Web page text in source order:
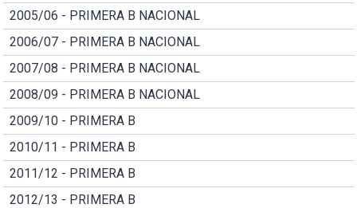
2005/06 - PRIMERA B NACIONAL
2006/07 - PRIMERA B NACIONAL
2007/08 - PRIMERA B NACIONAL
2008/09 - PRIMERA B NACIONAL
2009/10 - PRIMERA B
2010/11 - PRIMERA B
2011/12 - PRIMERA B
2012/13 - PRIMERA B